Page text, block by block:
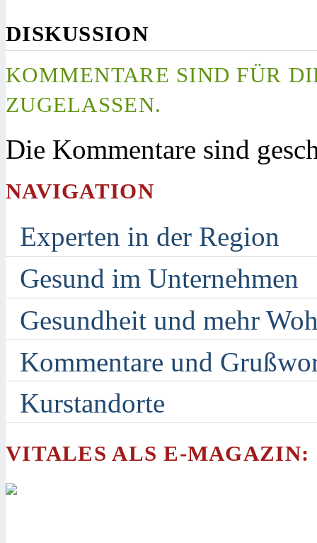
DISKUSSION
KOMMENTARE SIND FÜR
ZUGELASSEN.
Die Kommentare sind
NAVIGATION
Experten in der Region
Gesund im Unternehmen
Gesundheit und mehr
Kommentare und
Kurstandorte
VITALES ALS E-MAGAZIN: